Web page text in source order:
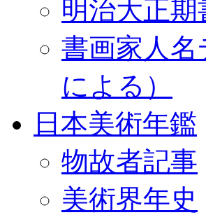
明治大正
書画家人
による）
日本美術年鑑
物故者記事
美術界年史